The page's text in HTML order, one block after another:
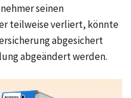
seinen
teilweise verliert, könnte
abgesichert
abgeändert werden.